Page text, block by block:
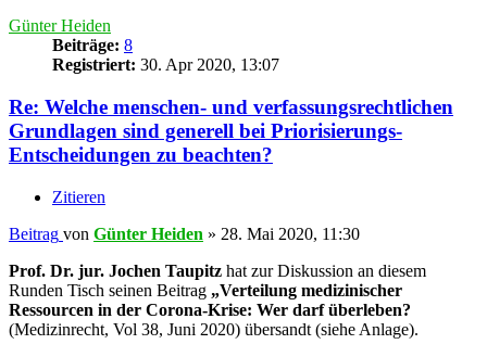
Günter Heiden
Beiträge: 8
Registriert: 30. Apr 2020, 13:07
Re: Welche menschen- und verfassungsrechtlichen
Grundlagen sind generell bei Priorisierungs-
Entscheidungen zu beachten?
Zitieren
Beitrag von Günter Heiden » 28. Mai 2020, 11:30
Prof. Dr. jur. Jochen Taupitz hat zur Diskussion an diesem
Runden Tisch seinen Beitrag „Verteilung medizinischer
Ressourcen in der Corona-Krise: Wer darf überleben?
(Medizinrecht, Vol 38, Juni 2020) übersandt (siehe Anlage).